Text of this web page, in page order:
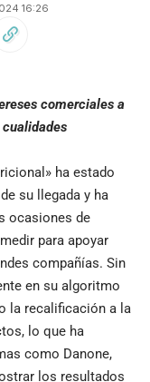
16:26
comerciales a
ha estado
su llegada y ha
ocasiones de
para apoyar
compañías. Sin
en su algoritmo
la recalificación a la
lo que ha
como Danone,
los resultados